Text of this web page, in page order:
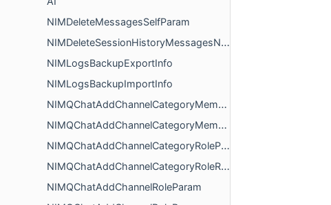
NIMDeleteMessagesSelfParam
NIMDeleteSessionHistoryMessagesNotifyInfo
NIMLogsBackupExportInfo
NIMLogsBackupImportInfo
NIMQChatAddChannelCategoryMemberRoleParam
NIMQChatAddChannelCategoryMemberRoleResp
NIMQChatAddChannelCategoryRoleParam
NIMQChatAddChannelCategoryRoleResp
NIMQChatAddChannelRoleParam